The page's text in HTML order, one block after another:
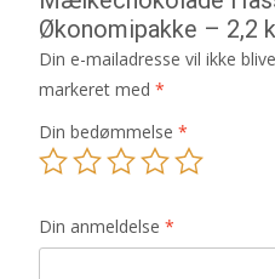
Økonomipakke – 2,2
Din e-mailadresse vil ikke
markeret med *
Din bedømmelse *
Din anmeldelse *